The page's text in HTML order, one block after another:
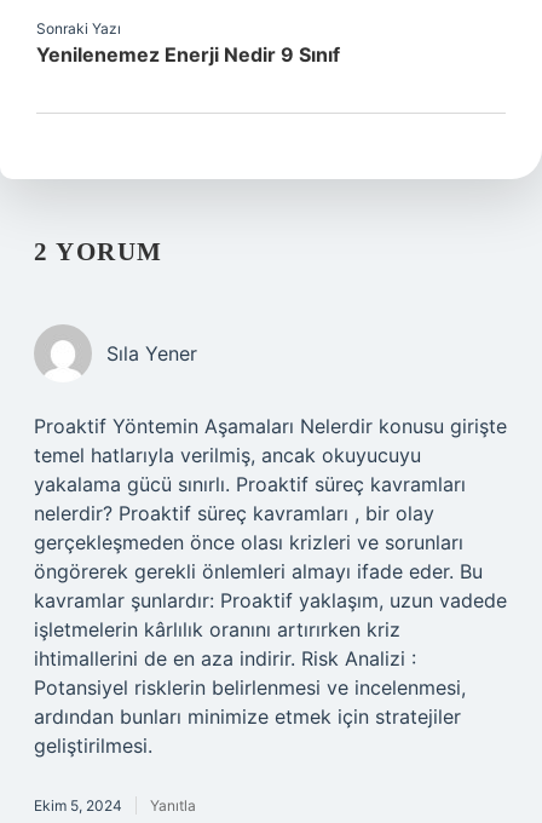
Sonraki Yazı
Yenilenemez Enerji Nedir 9 Sınıf
2 YORUM
Sıla Yener
Proaktif Yöntemin Aşamaları Nelerdir konusu girişte
temel hatlarıyla verilmiş, ancak okuyucuyu
yakalama gücü sınırlı. Proaktif süreç kavramları
nelerdir? Proaktif süreç kavramları , bir olay
gerçekleşmeden önce olası krizleri ve sorunları
öngörerek gerekli önlemleri almayı ifade eder. Bu
kavramlar şunlardır: Proaktif yaklaşım, uzun vadede
işletmelerin kârlılık oranını artırırken kriz
ihtimallerini de en aza indirir. Risk Analizi :
Potansiyel risklerin belirlenmesi ve incelenmesi,
ardından bunları minimize etmek için stratejiler
geliştirilmesi.
Ekim 5, 2024 Yanıtla